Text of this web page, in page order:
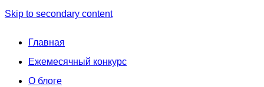
Skip to secondary content
Главная
Ежемесячный конкурс
О блоге